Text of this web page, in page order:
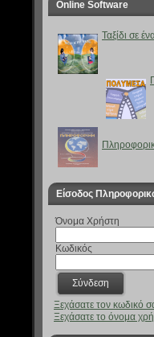
Online Software
Ταξίδι σε
Είσοδος
Όνομα Χρήστη
Κωδικός
Ξεχάσατε τον κωδικό
Ξεχάσατε το όνομα